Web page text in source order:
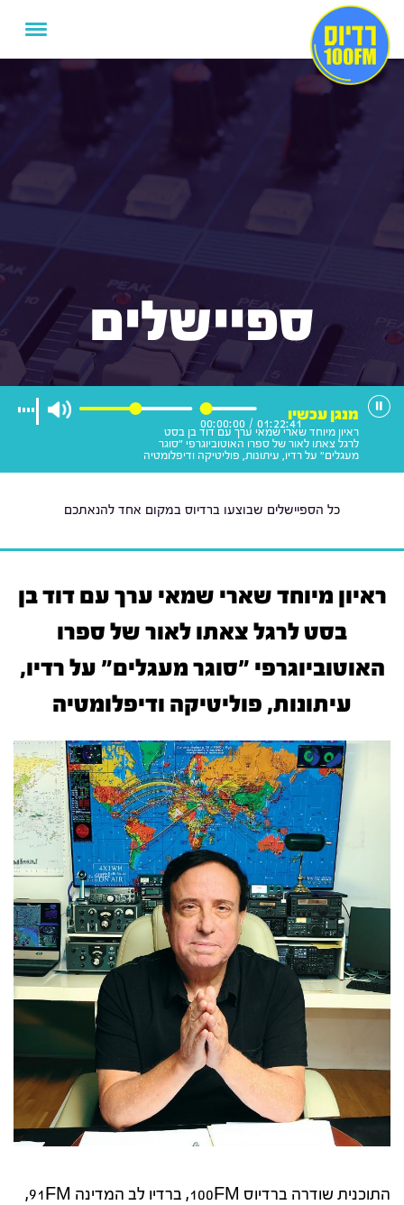
ספיישלים
01:22:41
/
00:00:00
מנגן עכשיו
ראיון מיוחד שארי שמאי ערך עם דוד בן בסט
לרגל צאתו לאור של ספרו האוטוביוגרפי "סוגר
מעגלים" על רדיו, עיתונות, פוליטיקה ודיפלומטיה
כל הספיישלים שבוצעו ברדיוס במקום אחד להנאתכם
ראיון מיוחד שארי שמאי ערך עם דוד בן
בסט לרגל צאתו לאור של ספרו
האוטוביוגרפי "סוגר מעגלים" על רדיו,
עיתונות, פוליטיקה ודיפלומטיה
התוכנית שודרה ברדיוס 100FM, ברדיו לב המדינה 91FM,